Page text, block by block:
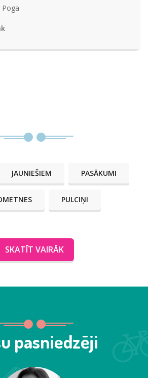
Poga
JAUNIEŠIEM PASĀKUMI
PULCIŅI
SKATĪT VAIRĀK
pasniedzēji